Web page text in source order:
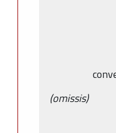
(omissis)